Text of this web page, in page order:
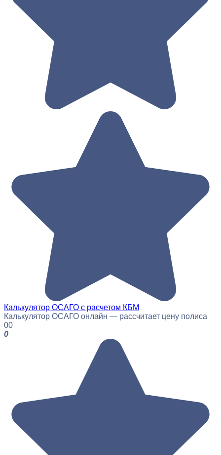
Калькулятор ОСАГО с расчетом КБМ
Калькулятор ОСАГО онлайн — рассчитает цену полиса
00
0